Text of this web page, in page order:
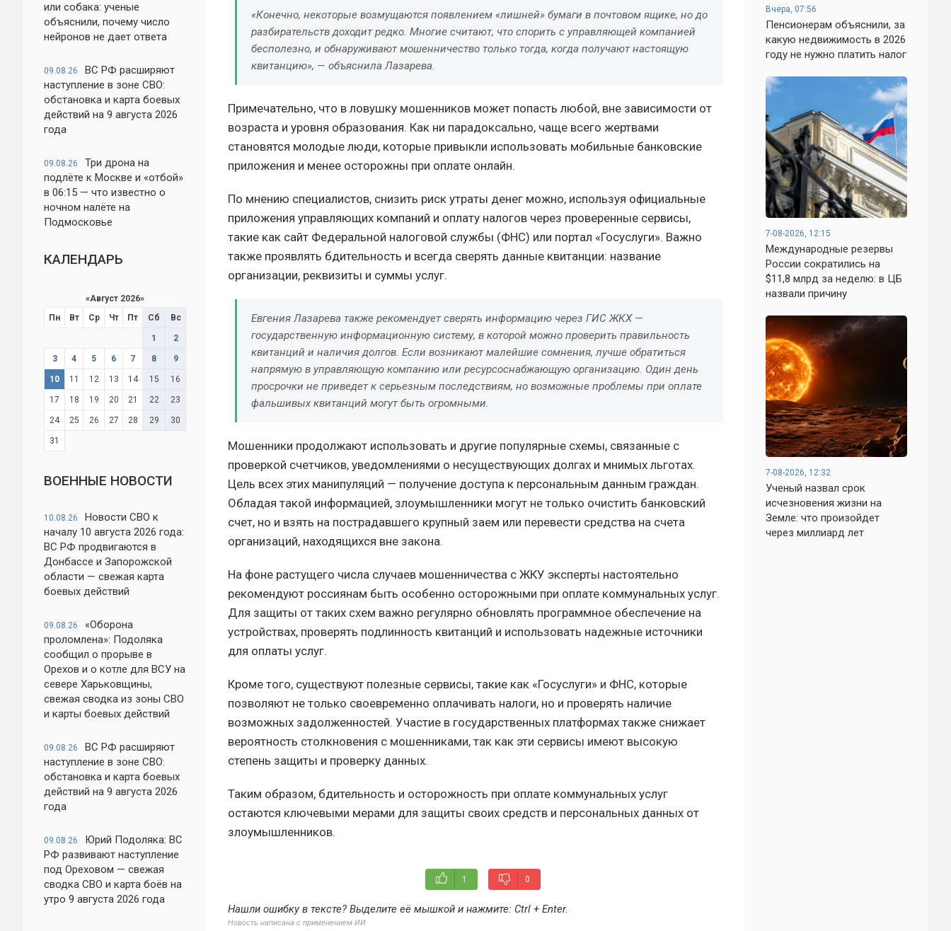
или собака: ученые
объяснили, почему число
нейронов не дает ответа
09.08.26
ВС РФ расширяют
наступление в зоне СВО:
обстановка и карта боевых
действий на 9 августа 2026
года
09.08.26
Три дрона на
подлёте к Москве и «отбой»
в 06:15 — что известно о
ночном налёте на
Подмосковье
КАЛЕНДАРЬ
«Август 2026»
Пн
Вт Ср Чт Пт Сб Вс
1 2
3 4 5 6 7 8 9
10 11 12 13 14 15 16
17 18 19 20 21 22 23
24 25 26 27 28 29 30
31
ВОЕННЫЕ НОВОСТИ
10.08.26
Новости СВО к
началу 10 августа 2026 года:
ВС РФ продвигаются в
Донбассе и Запорожской
области — свежая карта
боевых действий
09.08.26
«Оборона
проломлена»: Подоляка
сообщил о прорыве в
Орехов и о котле для ВСУ на
севере Харьковщины,
свежая сводка из зоны СВО
и карты боевых действий
09.08.26
ВС РФ расширяют
наступление в зоне СВО:
обстановка и карта боевых
действий на 9 августа 2026
года
09.08.26
Юрий Подоляка: ВС
РФ развивают наступление
под Ореховом — свежая
сводка СВО и карта боёв на
утро 9 августа 2026 года
«Конечно, некоторые возмущаются появлением «лишней» бумаги в почтовом ящике, но до
разбирательств доходит редко. Многие считают, что спорить с управляющей компанией
бесполезно, и обнаруживают мошенничество только тогда, когда получают настоящую
квитанцию», — объяснила Лазарева.
Примечательно, что в ловушку мошенников может попасть любой, вне зависимости от
возраста и уровня образования. Как ни парадоксально, чаще всего жертвами
становятся молодые люди, которые привыкли использовать мобильные банковские
приложения и менее осторожны при оплате онлайн.
По мнению специалистов, снизить риск утраты денег можно, используя официальные
приложения управляющих компаний и оплату налогов через проверенные сервисы,
такие как сайт Федеральной налоговой службы (ФНС) или портал «Госуслуги». Важно
также проявлять бдительность и всегда сверять данные квитанции: название
организации, реквизиты и суммы услуг.
Евгения Лазарева также рекомендует сверять информацию через ГИС ЖКХ —
государственную информационную систему, в которой можно проверить правильность
квитанций и наличия долгов. Если возникают малейшие сомнения, лучше обратиться
напрямую в управляющую компанию или ресурсоснабжающую организацию. Один день
просрочки не приведет к серьезным последствиям, но возможные проблемы при оплате
фальшивых квитанций могут быть огромными.
Мошенники продолжают использовать и другие популярные схемы, связанные с
проверкой счетчиков, уведомлениями о несуществующих долгах и мнимых льготах.
Цель всех этих манипуляций — получение доступа к персональным данным граждан.
Обладая такой информацией, злоумышленники могут не только очистить банковский
счет, но и взять на пострадавшего крупный заем или перевести средства на счета
организаций, находящихся вне закона.
На фоне растущего числа случаев мошенничества с ЖКУ эксперты настоятельно
рекомендуют россиянам быть особенно осторожными при оплате коммунальных услуг.
Для защиты от таких схем важно регулярно обновлять программное обеспечение на
устройствах, проверять подлинность квитанций и использовать надежные источники
для оплаты услуг.
Кроме того, существуют полезные сервисы, такие как «Госуслуги» и ФНС, которые
позволяют не только своевременно оплачивать налоги, но и проверять наличие
возможных задолженностей. Участие в государственных платформах также снижает
вероятность столкновения с мошенниками, так как эти сервисы имеют высокую
степень защиты и проверку данных.
Таким образом, бдительность и осторожность при оплате коммунальных услуг
остаются ключевыми мерами для защиты своих средств и персональных данных от
злоумышленников.
1 0
Нашли ошибку в тексте? Выделите её мышкой и нажмите: Ctrl + Enter.
Новость написана с применением ИИ
Вчера, 07:56
Пенсионерам объяснили, за
какую недвижимость в 2026
году не нужно платить налог
7-08-2026, 12:15
Международные резервы
России сократились на
$11,8 млрд за неделю: в ЦБ
назвали причину
7-08-2026, 12:32
Ученый назвал срок
исчезновения жизни на
Земле: что произойдет
через миллиард лет